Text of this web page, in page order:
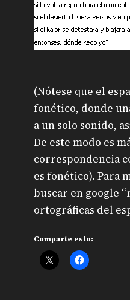
(Nótese que el
fonético, donde
a un solo sonido,
De este modo es
correspondencia
es fonético). Para
buscar en google
ortográficas del
Comparte esto: